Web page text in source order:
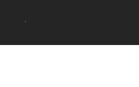
tous les avis clients